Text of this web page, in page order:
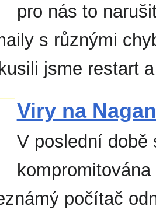
pro nás to
s různými
jsme restart
Viry na
V poslední době
počítač